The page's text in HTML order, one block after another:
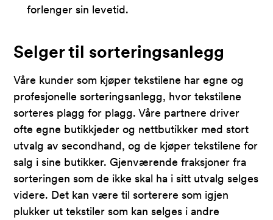
forlenger sin levetid.
Selger til sorteringsanlegg
Våre kunder som kjøper tekstilene har egne og
profesjonelle sorteringsanlegg, hvor tekstilene
sorteres plagg for plagg. Våre partnere driver
ofte egne butikkjeder og nettbutikker med stort
utvalg av secondhand, og de kjøper tekstilene for
salg i sine butikker. Gjenværende fraksjoner fra
sorteringen som de ikke skal ha i sitt utvalg selges
videre. Det kan være til sorterere som igjen
plukker ut tekstiler som kan selges i andre